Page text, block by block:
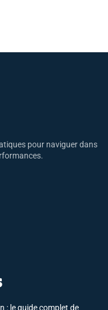
pour naviguer dans
: le guide complet de